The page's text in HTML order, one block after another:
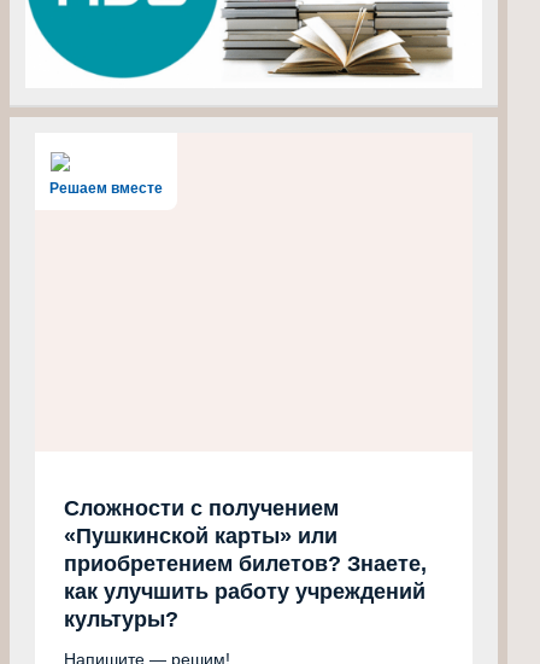
Решаем вместе
Сложности с получением
«Пушкинской карты» или
приобретением билетов? Знаете,
как улучшить работу учреждений
культуры?
Напишите — решим!